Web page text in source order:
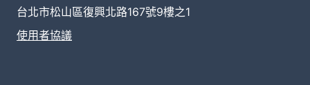
台北市松山區復興北路167號9樓之1
使用者協議